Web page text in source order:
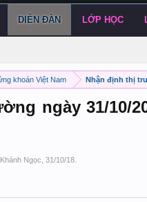
khoán Việt Nam Nhận định thị
ngày 31/10/
Ngọc 31/10/18
DIỄN ĐÀN LỚP HỌC